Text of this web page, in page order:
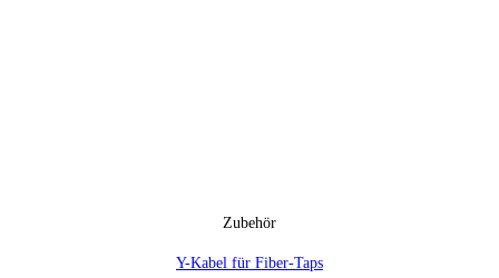
Zubehör
Y-Kabel für Fiber-Taps